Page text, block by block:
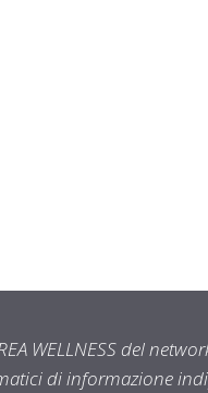
WELLNESS del
di informazione